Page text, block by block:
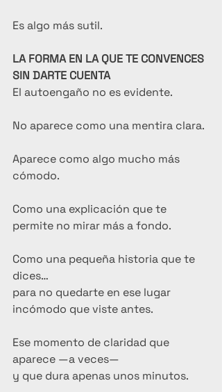
Es algo más sutil.
LA FORMA EN LA QUE TE CONVENCES
SIN DARTE CUENTA
El autoengaño no es evidente.
No aparece como una mentira clara.
Aparece como algo mucho más
cómodo.
Como una explicación que te
permite no mirar más a fondo.
Como una pequeña historia que te
dices…
para no quedarte en ese lugar
incómodo que viste antes.
Ese momento de claridad que
aparece —a veces—
y que dura apenas unos minutos.